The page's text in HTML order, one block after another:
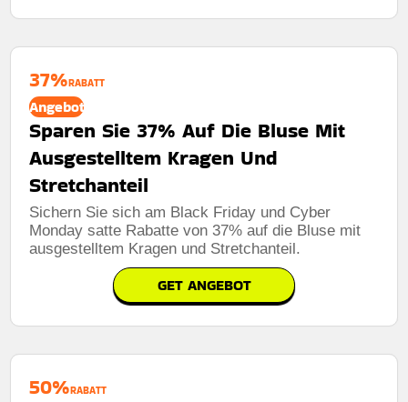
37%RABATT
Angebot
Sparen Sie 37% Auf Die Bluse Mit
Ausgestelltem Kragen Und
Stretchanteil
Sichern Sie sich am Black Friday und Cyber ​​
Monday satte Rabatte von 37% auf die Bluse mit
ausgestelltem Kragen und Stretchanteil.
GET ANGEBOT
50%RABATT